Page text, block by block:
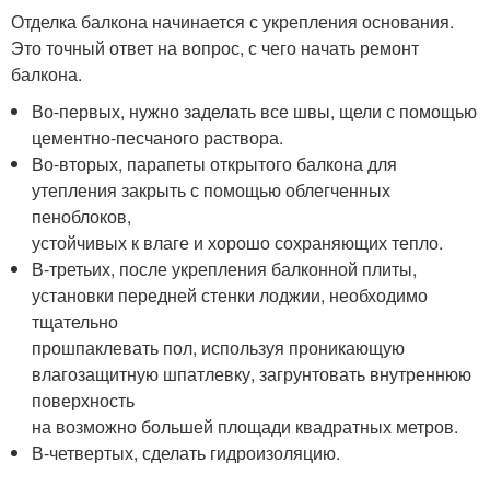
Отделка балкона начинается с укрепления основания.
Это точный ответ на вопрос, с чего начать ремонт
балкона.
Во-первых, нужно заделать все швы, щели с помощью
цементно-песчаного раствора.
Во-вторых, парапеты открытого балкона для
утепления закрыть с помощью облегченных
пеноблоков,
устойчивых к влаге и хорошо сохраняющих тепло.
В-третьих, после укрепления балконной плиты,
установки передней стенки лоджии, необходимо
тщательно
прошпаклевать пол, используя проникающую
влагозащитную шпатлевку, загрунтовать внутреннюю
поверхность
на возможно большей площади квадратных метров.
В-четвертых, сделать гидроизоляцию.